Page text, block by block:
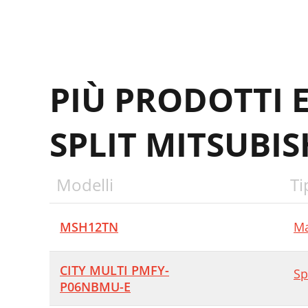
PIÙ PRODOTTI
SPLIT
Modelli
MSH12TN
CITY MULTI PMFY-
P06NBMU-E